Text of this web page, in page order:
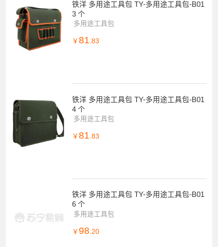
铁洋 多用途工具包 TY-多用途工具包-B01
3 个
多用途工具包
￥ 81.83
铁洋 多用途工具包 TY-多用途工具包-B01
4 个
多用途工具包
￥ 81.83
铁洋 多用途工具包 TY-多用途工具包-B01
6 个
多用途工具包
￥ 98 .20